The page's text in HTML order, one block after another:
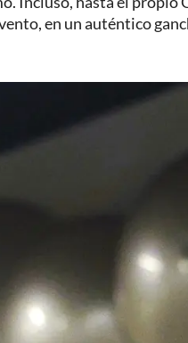
en un auténtico